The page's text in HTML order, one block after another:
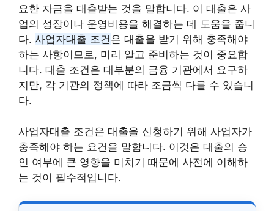
요한 자금을 대출받는 것을 말합니다. 이 대출은 사
업의 성장이나 운영비용을 해결하는 데 도움을 줍니
다. 사업자대출 조건은 대출을 받기 위해 충족해야
하는 사항이므로, 미리 알고 준비하는 것이 중요합
니다. 대출 조건은 대부분의 금융 기관에서 요구하
지만, 각 기관의 정책에 따라 조금씩 다를 수 있습니
다.
사업자대출 조건은 대출을 신청하기 위해 사업자가
충족해야 하는 요건을 말합니다. 이것은 대출의 승
인 여부에 큰 영향을 미치기 때문에 사전에 이해하
는 것이 필수적입니다.